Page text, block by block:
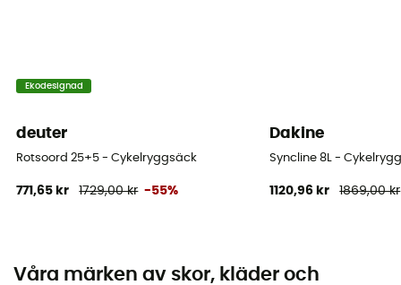
Ekodesignad
deuter
Rotsoord 25+5 - Cykelryggsäck
771,65 kr 1729,00 kr -55%
Dakine
Syncline 8L -
1120,96 kr 1869,00 kr
Våra märken av skor, kläder och